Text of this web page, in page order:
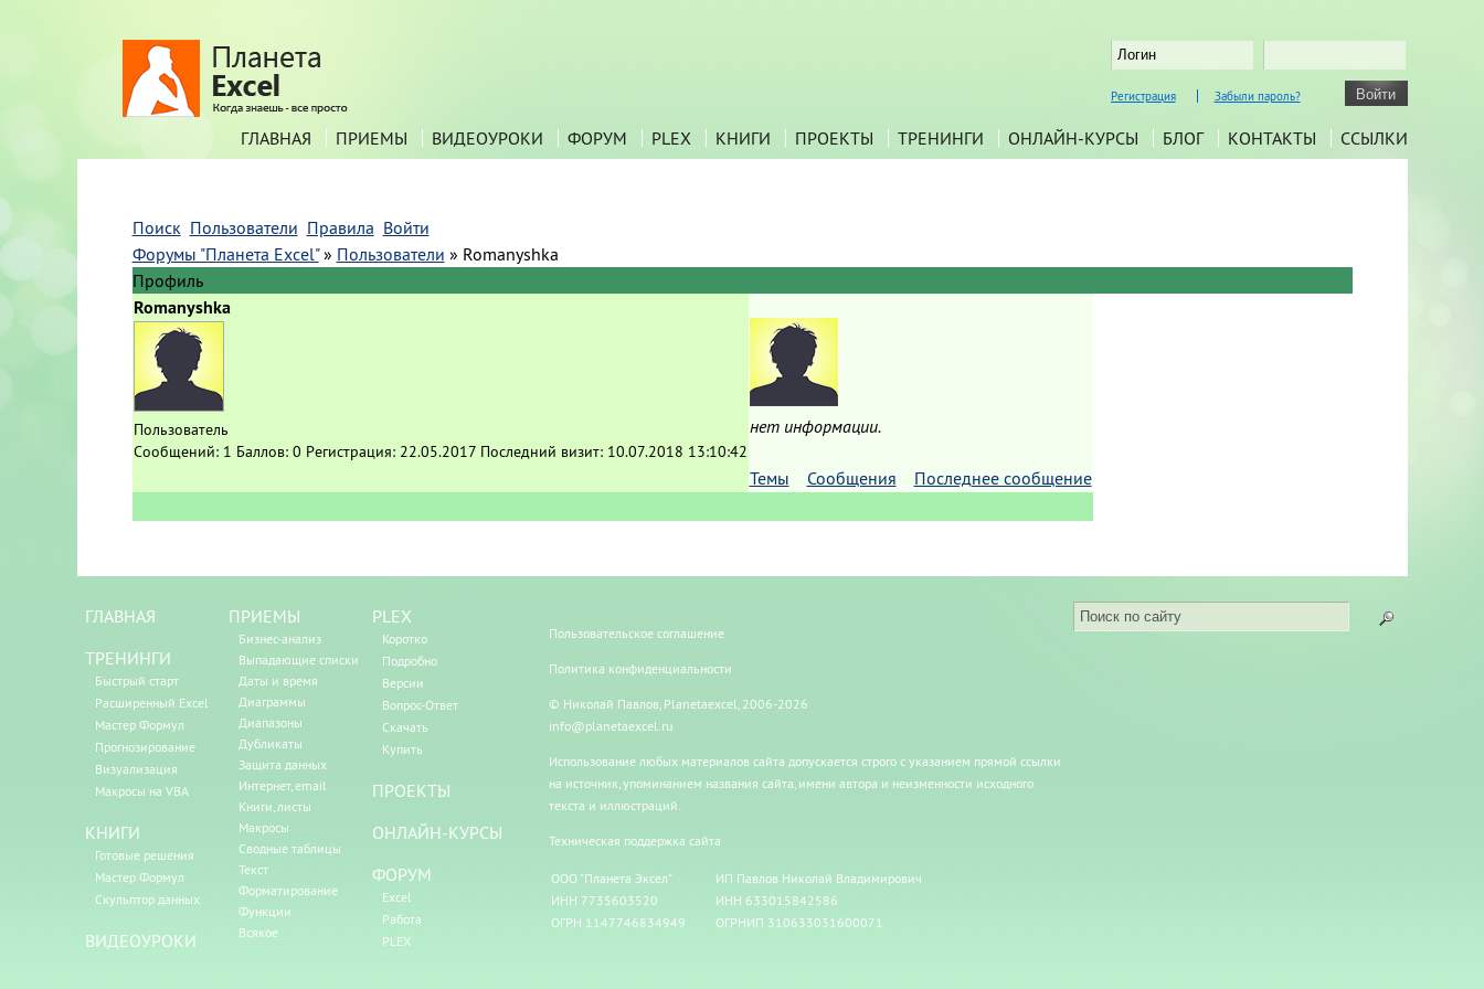
Регистрация Забыли пароль?
ГЛАВНАЯ ПРИЕМЫ ВИДЕОУРОКИ ФОРУМ PLEX КНИГИ ПРОЕКТЫ ТРЕНИНГИ ОНЛАЙН-КУРСЫ БЛОГ КОНТАКТЫ ССЫЛКИ
Поиск Пользователи Правила Войти
Форумы "Планета Excel" » Пользователи » Romanyshka
Профиль
Romanyshka
Пользователь
Сообщений: 1 Баллов: 0 Регистрация: 22.05.2017 Последний визит: 10.07.2018 13:10:42
нет информации.
Темы Сообщения Последнее сообщение
ГЛАВНАЯ
ТРЕНИНГИ
Быстрый старт
Расширенный Excel
Мастер Формул
Прогнозирование
Визуализация
Макросы на VBA
КНИГИ
Готовые решения
Мастер Формул
Скульптор данных
ВИДЕОУРОКИ
ПРИЕМЫ
Бизнес-анализ
Выпадающие списки
Даты и время
Диаграммы
Диапазоны
Дубликаты
Защита данных
Интернет, email
Книги, листы
Макросы
Сводные таблицы
Текст
Форматирование
Функции
Всякое
PLEX
Коротко
Подробно
Версии
Вопрос-Ответ
Скачать
Купить
ПРОЕКТЫ
ОНЛАЙН-КУРСЫ
ФОРУМ
Excel
Работа
PLEX
Пользовательское соглашение
Политика конфиденциальности
© Николай Павлов, Planetaexcel, 2006-2026
info@planetaexcel.ru
Использование любых материалов сайта допускается строго с указанием прямой ссылки
на источник, упоминанием названия сайта, имени автора и неизменности исходного
текста и иллюстраций.
Техническая поддержка сайта
ООО "Планета Эксел"
ИНН 7735603520
ОГРН 1147746834949
ИП Павлов Николай Владимирович
ИНН 633015842586
ОГРНИП 310633031600071